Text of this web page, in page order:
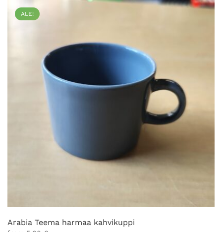
ALE!
Arabia Teema harmaa kahvikuppi